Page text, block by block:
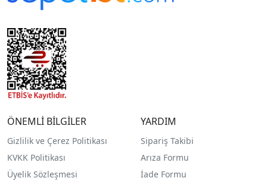
ÖNEMLİ BİLGİLER
Gizlilik ve Çerez Politikası
KVKK Politikası
Üyelik Sözleşmesi
YARDIM
Sipariş Takibi
Arıza Formu
İade Formu